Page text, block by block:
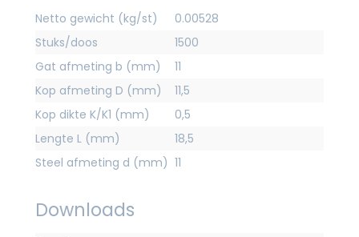
Netto gewicht (kg/st)
0.00528
Stuks/doos
1500
Gat afmeting b (mm)
11
Kop afmeting D (mm)
11,5
Kop dikte K/K1 (mm)
0,5
Lengte L (mm)
18,5
Steel afmeting d (mm) 11
Downloads